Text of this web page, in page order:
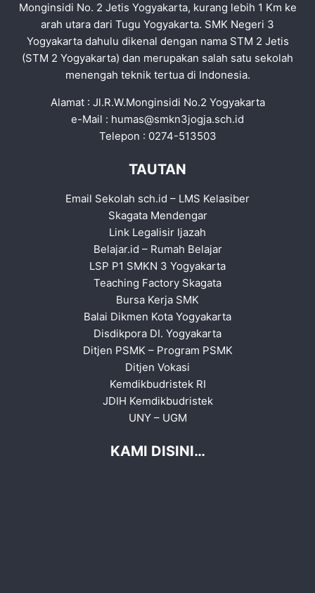
Monginsidi No. 2 Jetis Yogyakarta, kurang lebih 1 Km ke
arah utara dari Tugu Yogyakarta. SMK Negeri 3
Yogyakarta dahulu dikenal dengan nama STM 2 Jetis
(STM 2 Yogyakarta) dan merupakan salah satu sekolah
menengah teknik tertua di Indonesia.
Alamat : Jl.R.W.Monginsidi No.2 Yogyakarta
e-Mail : humas@smkn3jogja.sch.id
Telepon : 0274-513503
TAUTAN
Email Sekolah sch.id – LMS Kelasiber
Skagata Mendengar
Link Legalisir Ijazah
Belajar.id – Rumah Belajar
LSP P1 SMKN 3 Yogyakarta
Teaching Factory Skagata
Bursa Kerja SMK
Balai Dikmen Kota Yogyakarta
Disdikpora DI. Yogyakarta
Ditjen PSMK – Program PSMK
Ditjen Vokasi
Kemdikbudristek RI
JDIH Kemdikbudristek
UNY– UGM
KAMI DISINI…